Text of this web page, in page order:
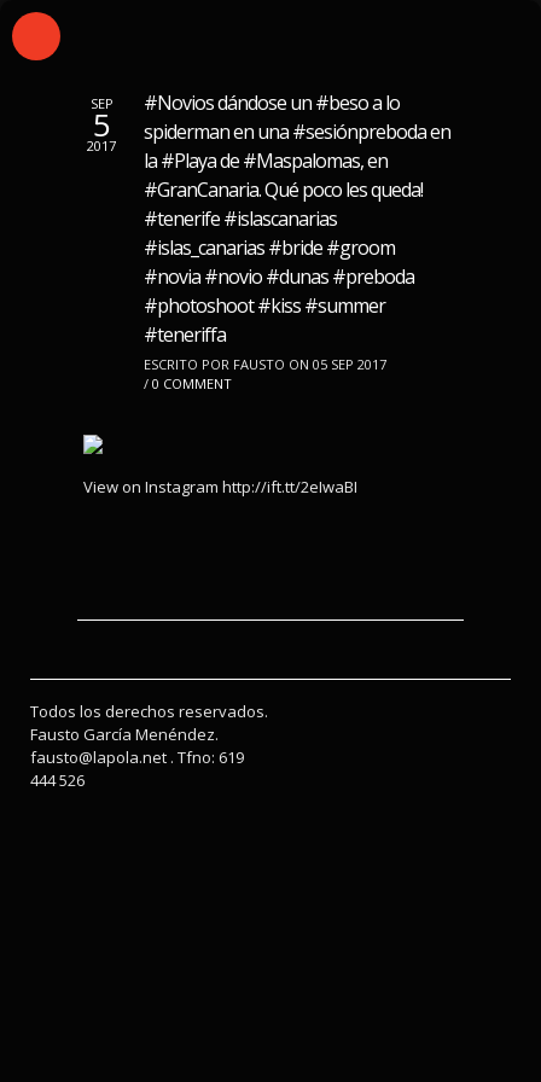
SEP
5
2017
#Novios dándose un #beso a lo
spiderman en una #sesiónpreboda en
la #Playa de #Maspalomas, en
#GranCanaria. Qué poco les queda!
#tenerife #islascanarias
#islas_canarias #bride #groom
#novia #novio #dunas #preboda
#photoshoot #kiss #summer
#teneriffa
ESCRITO POR FAUSTO ON 05 SEP 2017
/ 0 COMMENT
View on Instagram http://ift.tt/2eIwaBI
Todos los derechos reservados.
Fausto García Menéndez.
fausto@lapola.net . Tfno: 619
444 526